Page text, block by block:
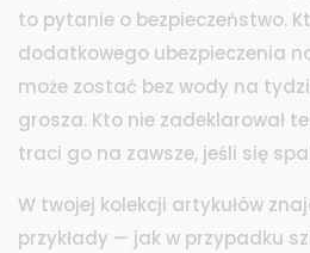
to pytanie o bezpieczeństwo.
dodatkowego ubezpieczenia
może zostać bez wody na
grosza. Kto nie zadeklarował
traci go na zawsze, jeśli się
W twojej kolekcji artykułów
przykłady — jak w przypadku